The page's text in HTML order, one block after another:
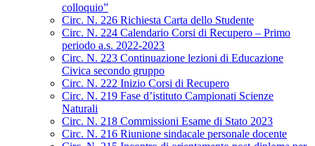
colloquio”
Circ. N. 226 Richiesta Carta dello Studente
Circ. N. 224 Calendario Corsi di Recupero – Primo
periodo a.s. 2022-2023
Circ. N. 223 Continuazione lezioni di Educazione
Civica secondo gruppo
Circ. N. 222 Inizio Corsi di Recupero
Circ. N. 219 Fase d’istituto Campionati Scienze
Naturali
Circ. N. 218 Commissioni Esame di Stato 2023
Circ. N. 216 Riunione sindacale personale docente